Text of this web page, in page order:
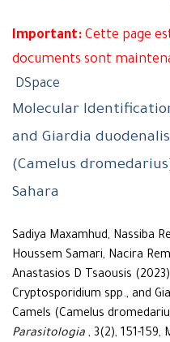
Important: Cette page
documents sont
DSpace
Molecular
and Giardia
(Camelus
Sahara
Sadiya Maxamhud, Nassiba
Houssem Samari, Nacira
Anastasios D Tsaousis
Cryptosporidium spp., and
Camels (Camelus
Parasitologia , 3(2), 151-159,